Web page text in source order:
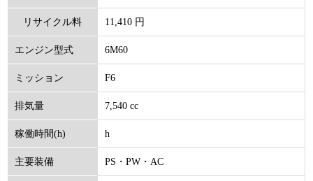
リサイクル料
(円)
11,410 円
エンジン型式 6M60
ミッション F6
排気量 7,540 cc
稼働時間(h) h
主要装備 PS・PW・AC